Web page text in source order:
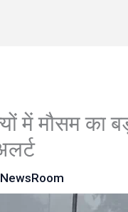
में मौसम का
NewsRoom